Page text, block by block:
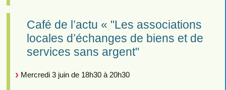
Café de l’actu « "Les associations
locales d’échanges de biens et de
services sans argent"
Mercredi 3 juin de 18h30 à 20h30